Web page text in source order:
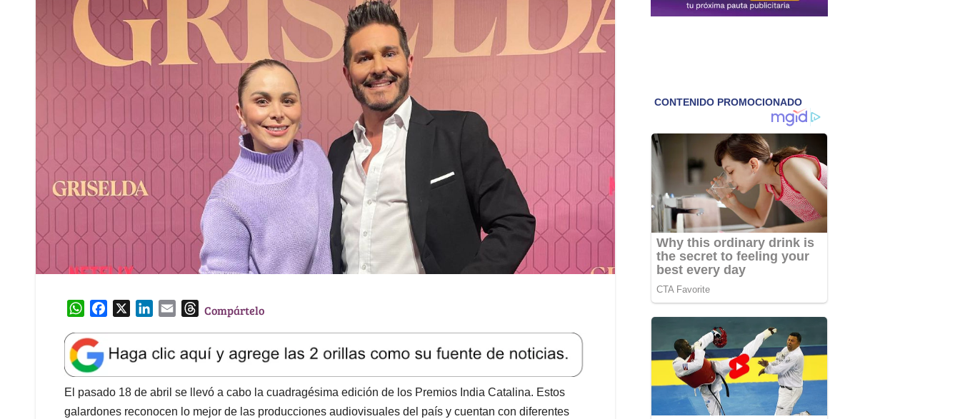
W
a
t
s
A
p
e
b
o
o
k
e
d
I
l
T
e
a
d
s
Compártelo
El pasado 18 de abril se llevó a cabo la cuadragésima edición de los Premios India Catalina. Estos
galardones reconocen lo mejor de las producciones audiovisuales del país y cuentan con diferentes